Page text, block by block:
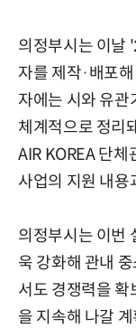
의정부시는 이날
자를 제작·배포
자에는 시와 유관
체계적으로 정리
AIR KOREA 단
사업의 지원 내용
의정부시는 이번
욱 강화해 관내
서도 경쟁력을 확
을 지속해 나갈